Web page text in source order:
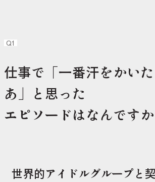
Q1
仕事で「一番汗をかい
あ」と思った
エピソードはなんですか
世界的アイドルグループと